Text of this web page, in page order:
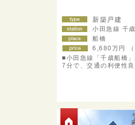
新築戸建
小田急線 千
船橋
6,680万円 （
■小田急線「千歳船橋
7分で、交通の利便性